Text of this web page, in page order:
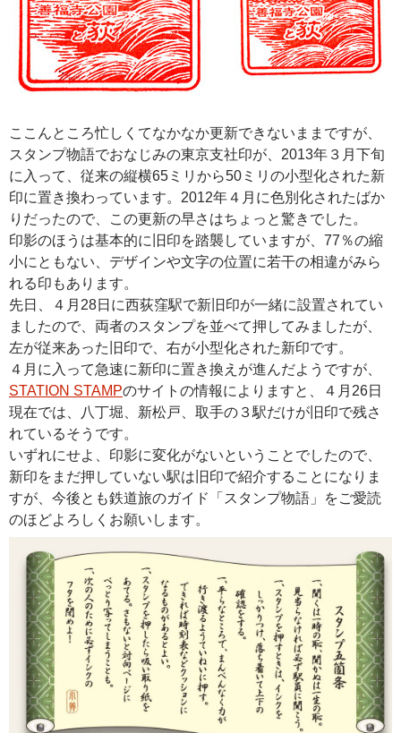
ここんところ忙しくてなかなか更新できないままですが、
スタンプ物語でおなじみの東京支社印が、2013年３月下旬
に入って、従来の縦横65ミリから50ミリの小型化された新
印に置き換わっています。2012年４月に色別化されたばか
りだったので、この更新の早さはちょっと驚きでした。
印影のほうは基本的に旧印を踏襲していますが、77％の縮
小にともない、デザインや文字の位置に若干の相違がみら
れる印もあります。
先日、４月28日に西荻窪駅で新旧印が一緒に設置されてい
ましたので、両者のスタンプを並べて押してみましたが、
左が従来あった旧印で、右が小型化された新印です。
４月に入って急速に新印に置き換えが進んだようですが、
STATION STAMPのサイトの情報によりますと、４月26日
現在では、八丁堀、新松戸、取手の３駅だけが旧印で残さ
れているそうです。
いずれにせよ、印影に変化がないということでしたので、
新印をまだ押していない駅は旧印で紹介することになりま
すが、今後とも鉄道旅のガイド「スタンプ物語」をご愛読
のほどよろしくお願いします。